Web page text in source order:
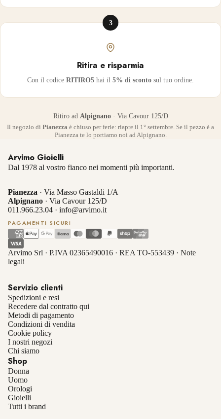
3
Ritira e risparmia
Con il codice RITIRO5 hai il 5% di sconto sul tuo ordine.
Ritiro ad Alpignano· Via Cavour 125/D
Il negozio di Pianezza è chiuso per ferie: riapre il 1° settembre. Se il pezzo è a
Pianezza te lo portiamo noi ad Alpignano.
Arvimo Gioielli
Dal 1978 al vostro fianco nei momenti più importanti.
Pianezza · Via Masso Gastaldi 1/A
Alpignano · Via Cavour 125/D
011.966.23.04 · info@arvimo.it
PAGAMENTI SICURI
Arvimo Srl · P.IVA 02365490016 · REA TO-553439 · Note
legali
Servizio clienti
Spedizioni e resi
Recedere dal contratto qui
Metodi di pagamento
Condizioni di vendita
Cookie policy
I nostri negozi
Chi siamo
Shop
Donna
Uomo
Orologi
Gioielli
Tutti i brandInformativa sulla privacy